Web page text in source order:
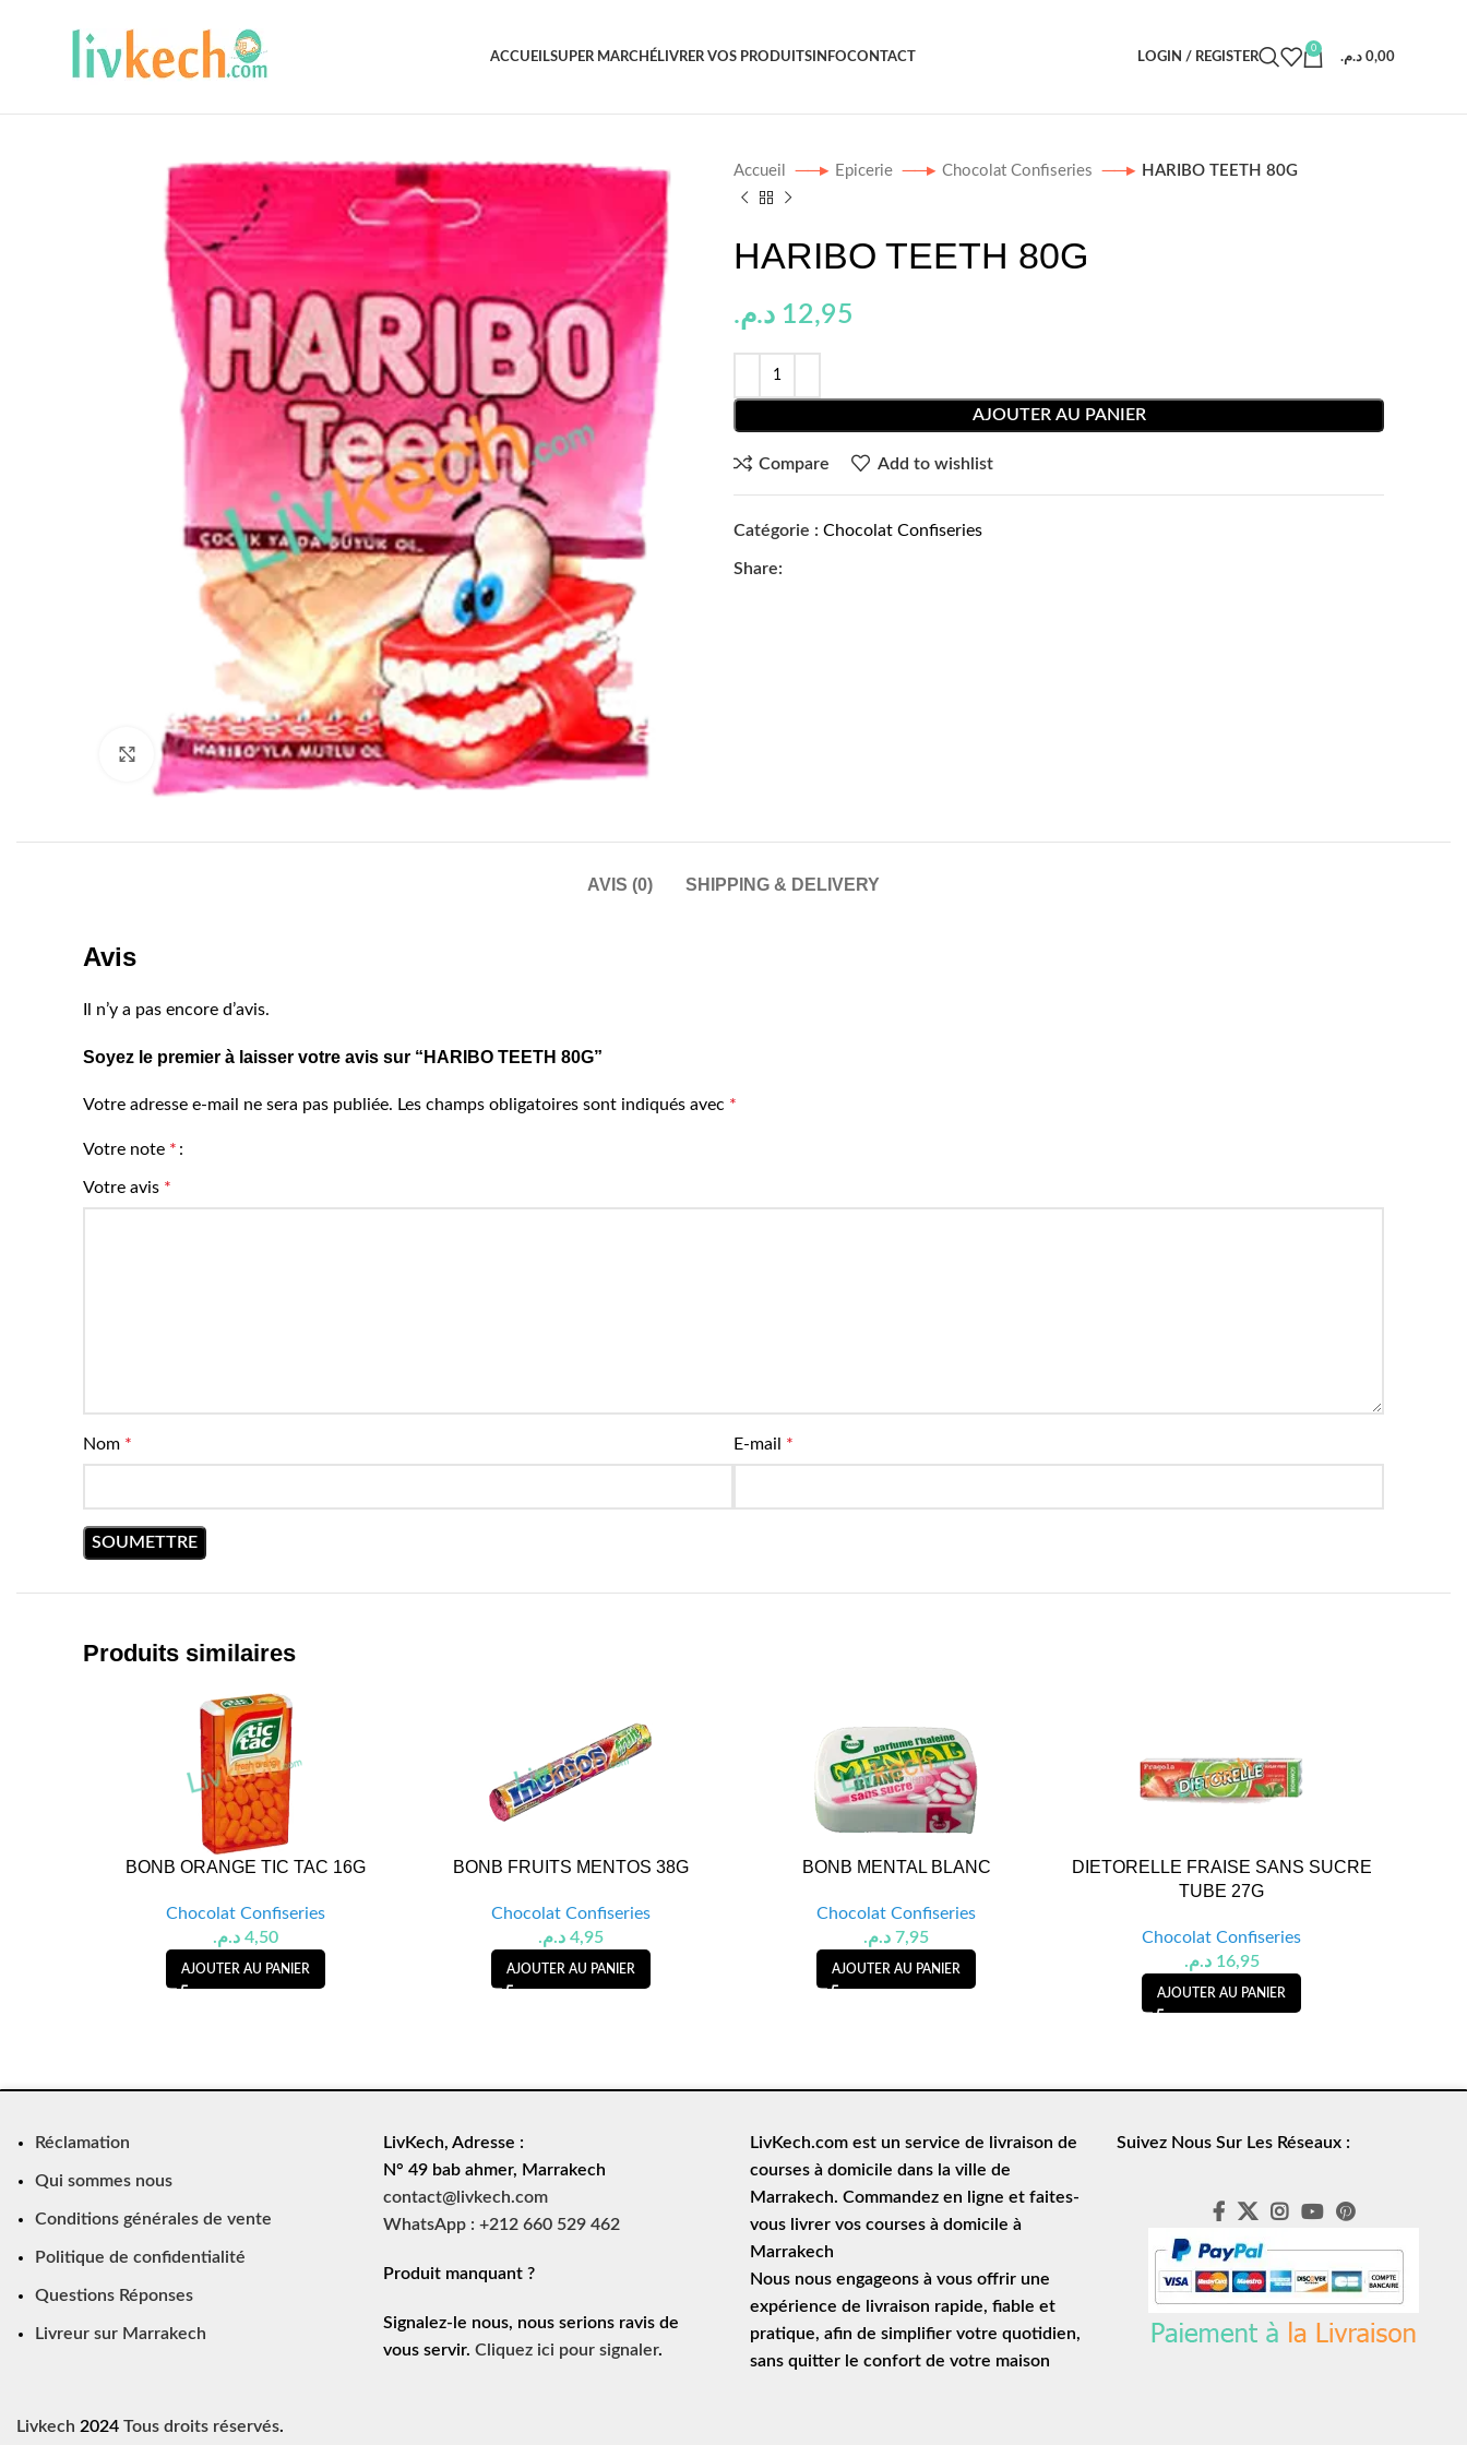
ACCUEILSUPER MARCHÉ LIVRER VOS PRODUITS INFOCONTACT LOGIN / REGISTER
0
0,00 د.م.
Click to enlarge
Accueil Epicerie Chocolat Confiseries HARIBO TEETH 80G
HARIBO TEETH 80G
12,95 د.م.
AJOUTER AU PANIER
Compare Add to wishlist
Catégorie : Chocolat Confiseries
Share:
AVIS (0) SHIPPING & DELIVERY
Avis
Il n’y a pas encore d’avis.
Soyez le premier à laisser votre avis sur “HARIBO TEETH 80G”
Votre adresse e-mail ne sera pas publiée. Les champs obligatoires sont indiqués avec *
Votre note *
Votre avis *
Nom * E-mail *
Produits similaires
BONB ORANGE TIC TAC 16G
Chocolat Confiseries
4,50 د.م.
AJOUTER AU PANIER
BONB FRUITS MENTOS 38G
Chocolat Confiseries
4,95 د.م.
AJOUTER AU PANIER
BONB MENTAL BLANC
Chocolat Confiseries
7,95 د.م.
AJOUTER AU PANIER
DIETORELLE FRAISE SANS SUCRE
TUBE 27G
Chocolat Confiseries
16,95 د.م.
AJOUTER AU PANIER
Réclamation
Qui sommes nous
Conditions générales de vente
Politique de confidentialité
Questions Réponses
Livreur sur Marrakech
LivKech, Adresse :
N° 49 bab ahmer, Marrakech
contact@livkech.com
WhatsApp : +212 660 529 462
Produit manquant ?
Signalez-le nous, nous serions ravis de
vous servir. Cliquez ici pour signaler.
LivKech.com est un service de
livraison de
courses à domicile dans la ville de
Marrakech. Commandez en ligne et faites-
vous livrer vos courses à domicile à
Marrakech
Nous nous engageons à vous offrir une
expérience de
livraison rapide, fiable et
pratique, afin de simplifier votre quotidien,
sans quitter le confort de votre maison
Suivez Nous Sur Les Réseaux :
Livkech 2024Tous droits réservés.